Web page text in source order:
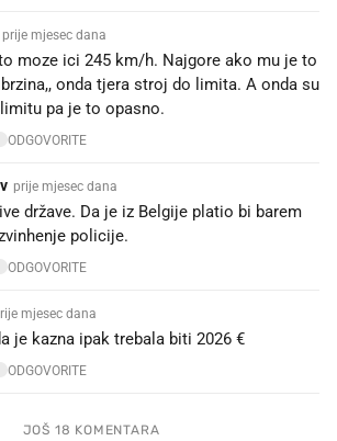
prije mjesec dana
moze ici 245 km/h. Najgore ako mu je to
onda tjera stroj do limita. A onda su
pa je to opasno.
ODGOVORITE
prije mjesec dana
države. Da je iz Belgije platio bi barem
policije.
ODGOVORITE
mjesec dana
je kazna ipak trebala biti 2026 €
ODGOVORITE
JOŠ 18 KOMENTARA